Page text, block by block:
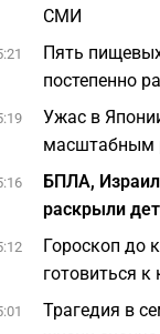
СМИ
Пять
постепенно
Ужас в
масштабным
БПЛА,
раскрыли
Гороскоп до
готовиться
Трагедия в